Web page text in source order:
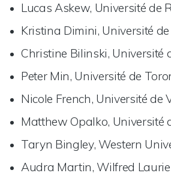
Lucas Askew, Université de
Kristina Dimini, Université
Christine Bilinski, Université
Peter Min, Université de
Nicole French, Université de
Matthew Opalko, Université
Taryn Bingley, Western
Audra Martin, Wilfred